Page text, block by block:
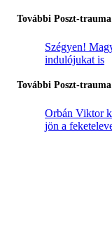
További Poszt-
Szégyen!
indulójukat is
További Poszt-
Orbán Viktor
jön a